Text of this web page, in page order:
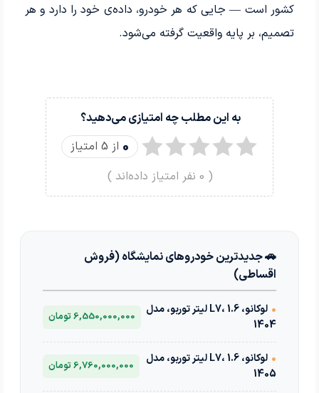
کشور است — جایی که هر خودرو، داده‌ی خود را دارد و هر
تصمیم، بر پایه واقعیت گرفته می‌شود.
به این مطلب چه امتیازی می‌دهید؟
0 از 5 امتیاز
(
0 نفر امتیاز داده‌اند )
🚗 جدیدترین خودروهای نمایشگاه (فروش
اقساطی)
•
لوکانو، L7، 1.6 لیتر توربو، مدل
1404
6,550,000,000 تومان
•
لوکانو، L7، 1.6 لیتر توربو، مدل
1405
6,760,000,000 تومان